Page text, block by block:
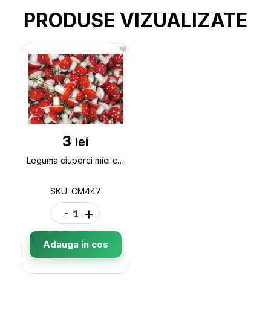
PRODUSE VIZUALIZATE
3 lei
Leguma ciuperci mici cu ac CM447 CM447
SKU: CM447
- +
Adauga in cos